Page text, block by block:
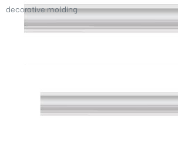
decorative molding